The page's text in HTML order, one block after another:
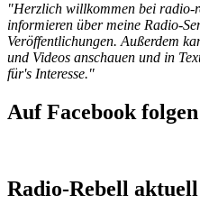
"Herzlich willkommen bei radio-
informieren über meine Radio-
Veröffentlichungen. Außerdem
und Videos anschauen und in
für's Interesse."
Auf Facebook folgen
Radio-Rebell